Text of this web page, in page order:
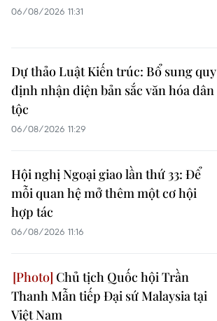
06/08/2026 11:31
Dự thảo Luật Kiến trúc: Bổ sung quy
định nhận diện bản sắc văn hóa dân
tộc
06/08/2026 11:29
Hội nghị Ngoại giao lần thứ 33: Để
mỗi quan hệ mở thêm một cơ hội
hợp tác
06/08/2026 11:16
Chủ tịch Quốc hội Trần
Thanh Mẫn tiếp Đại sứ Malaysia tại
Việt Nam